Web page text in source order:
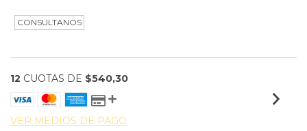
12 CUOTAS DE $540,30
VER MEDIOS DE PAGO